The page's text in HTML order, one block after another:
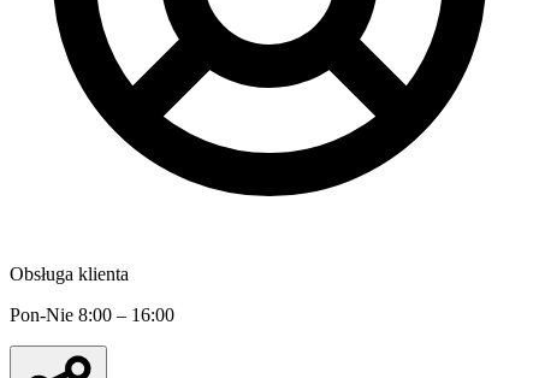
Obsługa klienta
Pon-Nie 8:00 – 16:00